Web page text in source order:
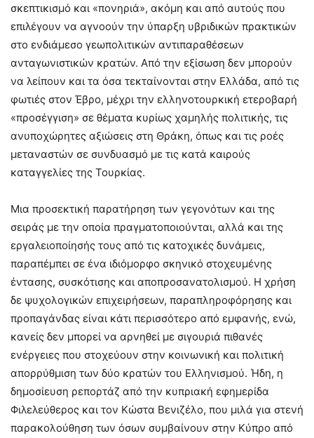
σκεπτικισμό και «πονηριά», ακόμη και από αυτούς που
επιλέγουν να αγνοούν την ύπαρξη υβριδικών πρακτικών
στο ενδιάμεσο γεωπολιτικών αντιπαραθέσεων
ανταγωνιστικών κρατών. Από την εξίσωση δεν μπορούν
να λείπουν και τα όσα τεκταίνονται στην Ελλάδα, από τις
φωτιές στον Έβρο, μέχρι την ελληνοτουρκική ετεροβαρή
«προσέγγιση» σε θέματα κυρίως χαμηλής πολιτικής, τις
ανυποχώρητες αξιώσεις στη Θράκη, όπως και τις ροές
μεταναστών σε συνδυασμό με τις κατά καιρούς
καταγγελίες της Τουρκίας.
Μια προσεκτική παρατήρηση των γεγονότων και της
σειράς με την οποία πραγματοποιούνται, αλλά και της
εργαλειοποίησής τους από τις κατοχικές δυνάμεις,
παραπέμπει σε ένα ιδιόμορφο σκηνικό στοχευμένης
έντασης, συσκότισης και αποπροσανατολισμού. Η χρήση
δε ψυχολογικών επιχειρήσεων, παραπληροφόρησης και
προπαγάνδας είναι κάτι περισσότερο από εμφανής, ενώ,
κανείς δεν μπορεί να αρνηθεί με σιγουριά πιθανές
ενέργειες που στοχεύουν στην κοινωνική και πολιτική
απορρύθμιση των δύο κρατών του Ελληνισμού. Ήδη, η
δημοσίευση ρεπορτάζ από την κυπριακή εφημερίδα
Φιλελεύθερος και τον Κώστα Βενιζέλο, που μιλά για στενή
παρακολούθηση των όσων συμβαίνουν στην Κύπρο από